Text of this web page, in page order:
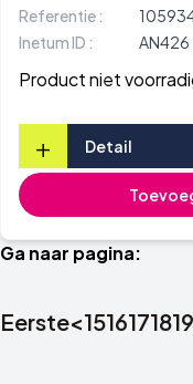
Referentie :
Inetum ID :
AN426
Product niet
+ Detail
Ga naar pagina:
Eerste<1516171819